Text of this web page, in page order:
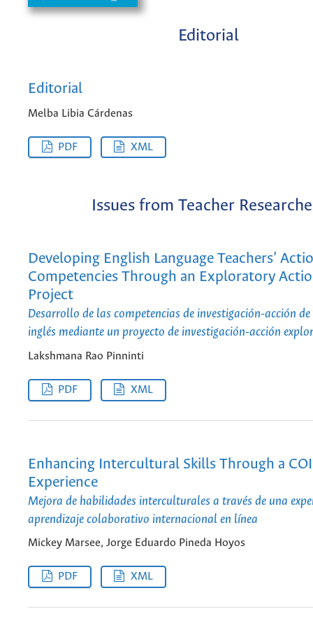
Editorial
Editorial
Melba Libia Cárdenas
PDF XML
Issues from Teacher
Developing English Language Teachers’
Competencies Through an Exploratory
Project
Desarrollo de las competencias de investigación-acción de
inglés mediante un proyecto de investigación-acción
Lakshmana Rao Pinninti
PDF XML
Enhancing Intercultural Skills Through a
Experience
Mejora de habilidades interculturales a través de una
aprendizaje colaborativo internacional en línea
Mickey Marsee, Jorge Eduardo Pineda Hoyos
PDF XML